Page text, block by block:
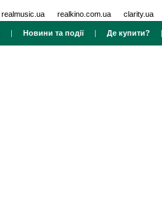
realmusic.ua realkino.com.ua clarity.ua
| Новини та події| Де купити?